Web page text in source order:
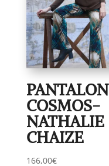
PANTALON
COSMOS-
NATHALIE
CHAIZE
166,00€